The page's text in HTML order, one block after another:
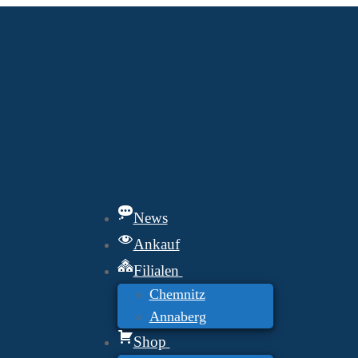
News
Ankauf
Filialen
Chemnitz
Annaberg
Shop